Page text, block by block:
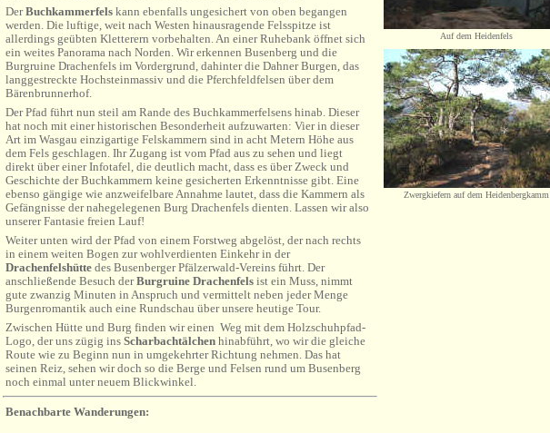
DerBuchkammerfels kann ebenfalls ungesichert von oben begangen
werden. Die luftige, weit nach Westen hinausragende Felsspitze ist
allerdings geübten Kletterern vorbehalten. An einer Ruhebank öffnet sich
ein weites Panorama nach Norden. Wir erkennen Busenberg und die
Burgruine Drachenfels im Vordergrund, dahinter die Dahner Burgen, das
langgestreckte Hochsteinmassiv und die Pferchfeldfelsen über dem
Bärenbrunnerhof.
Der Pfad führt nun steil am Rande des Buchkammerfelsens hinab. Dieser
hat noch mit einer historischen Besonderheit aufzuwarten: Vier in dieser
Art im Wasgau einzigartige Felskammern sind in acht Metern Höhe aus
dem Fels geschlagen. Ihr Zugang ist vom Pfad aus zu sehen und liegt
direkt über einer Infotafel, die deutlich macht, dass es über Zweck und
Geschichte der Buchkammern keine gesicherten Erkenntnisse gibt. Eine
ebenso gängige wie anzweifelbare Annahme lautet, dass die Kammern als
Gefängnisse der nahegelegenen Burg Drachenfels dienten. Lassen wir also
unserer Fantasie freien Lauf!
Weiter unten wird der Pfad von einem Forstweg abgelöst, der nach rechts
in einem weiten Bogen zur wohlverdienten Einkehr in der
Drachenfelshütte des Busenberger Pfälzerwald-Vereins führt. Der
anschließende Besuch derBurgruine Drachenfels ist ein Muss, nimmt
gute zwanzig Minuten in Anspruch und vermittelt neben jeder Menge
Burgenromantik auch eine Rundschau über unsere heutige Tour.
Zwischen Hütte und Burg finden wir einen Weg mit dem Holzschuhpfad-
Logo, der uns zügig ins Scharbachtälchen hinabführt, wo wir die gleiche
Route wie zu Beginn nun in umgekehrter Richtung nehmen. Das hat
seinen Reiz, sehen wir doch so die Berge und Felsen rund um Busenberg
noch einmal unter neuem Blickwinkel.
Benachbarte Wanderungen:
Auf dem Heidenfels
Zwergkiefern auf dem Heidenbergkamm